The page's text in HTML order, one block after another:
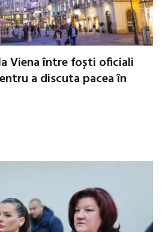
Viena între foști oficiali
a discuta pacea în